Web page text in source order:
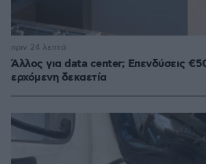
Άλλος για data center; Επενδύσεις
ερχόμενη δεκαετία
πριν 24 λεπτά